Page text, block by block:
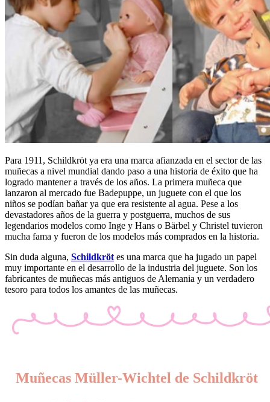
Para 1911, Schildkröt ya era una marca afianzada en el sector de las
muñecas a nivel mundial dando paso a una historia de éxito que ha
logrado mantener a través de los años. La primera muñeca que
lanzaron al mercado fue Badepuppe, un juguete con el que los
niños se podían bañar ya que era resistente al agua. Pese a los
devastadores años de la guerra y postguerra, muchos de sus
legendarios modelos como Inge y Hans o Bärbel y Christel tuvieron
mucha fama y fueron de los modelos más comprados en la historia.
Sin duda alguna, Schildkröt es una marca que ha jugado un papel
muy importante en el desarrollo de la industria del juguete. Son los
fabricantes de muñecas más antiguos de Alemania y un verdadero
tesoro para todos los amantes de las muñecas.
Muñecas Müller-Wichtel de Schildkröt